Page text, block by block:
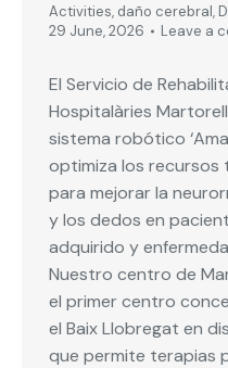
Activities, daño cerebral,
29 June, 2026
Leave a
El Servicio de
Hospitalàries
sistema robótico
optimiza los recursos
para mejorar la
y los dedos en
adquirido y
Nuestro centro de
el primer centro
el Baix Llobregat en
que permite terapias